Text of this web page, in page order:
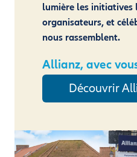
lumière les initiatives
organisateurs, et
nous rassemblent.
Allianz, avec
Découvrir